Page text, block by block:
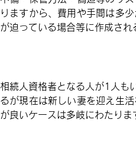
りますから、費用や手間は多
が迫っている場合等に作成され
相続人資格者となる人が1人も
るが現在は新しい妻を迎え生
が良いケースは多岐にわたりま